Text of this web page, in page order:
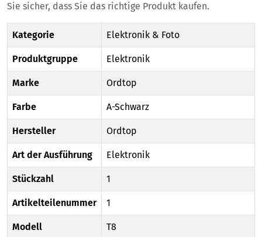
Sie sicher, dass Sie das richtige Produkt kaufen.
Kategorie Elektronik & Foto
Produktgruppe Elektronik
Marke Ordtop
Farbe A-Schwarz
Hersteller Ordtop
Art der Ausführung Elektronik
Stückzahl 1
Artikelteilenummer 1
Modell T8